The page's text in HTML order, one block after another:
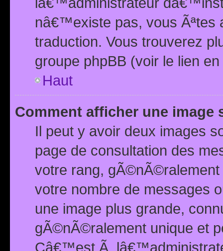
nâ€™existe pas, vous Ãªtes
traduction. Vous trouverez
groupe phpBB (voir le lien
Haut
Comment afficher une image
Il peut y avoir deux images
page de consultation des
votre rang,
votre nombre de messages
une image plus grande,
gÃ©nÃ©ralement unique et
Câ€™est Ã